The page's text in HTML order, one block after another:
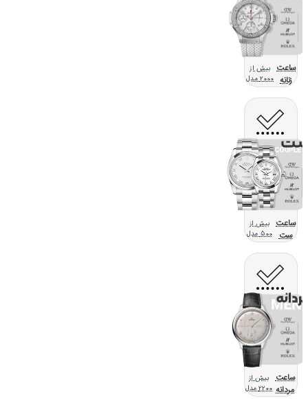
ساعت
زنانه
بیش از
2000 مدل
ساعت
ست
بیش از
500 مدل
ساعت
مردانه
بیش از
2200 مدل